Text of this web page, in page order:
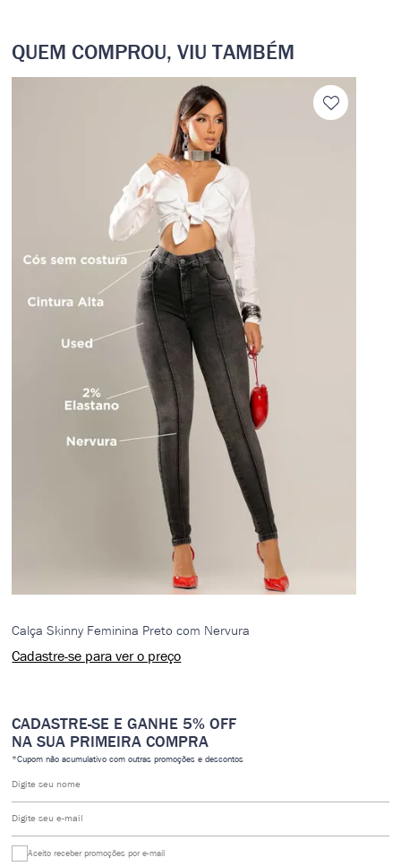
QUEM COMPROU, VIU TAMBÉM
Calça Skinny Feminina Preto com Nervura
Cadastre-se para ver o preço
CADASTRE-SE E GANHE 5% OFF
NA SUA PRIMEIRA COMPRA
*Cupom não acumulativo com outras promoções e descontos
Digite seu nome
Digite seu e-mail
Aceito receber promoções por e-mail